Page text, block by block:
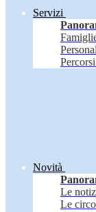
Servizi
Novità
Le
Le